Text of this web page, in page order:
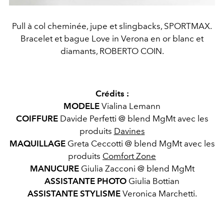
Pull à col cheminée, jupe et slingbacks, SPORTMAX.
Bracelet et bague Love in Verona en or blanc et
diamants, ROBERTO COIN.
Crédits :
MODELE Vialina Lemann
COIFFURE Davide Perfetti @ blend MgMt avec les
produits Davines
MAQUILLAGEGreta Ceccotti @ blend MgMt avec les
produits Comfort Zone
MANUCURE Giulia Zacconi @ blend MgMt
ASSISTANTE PHOTO Giulia Bottian
ASSISTANTE STYLISMEVeronica Marchetti.